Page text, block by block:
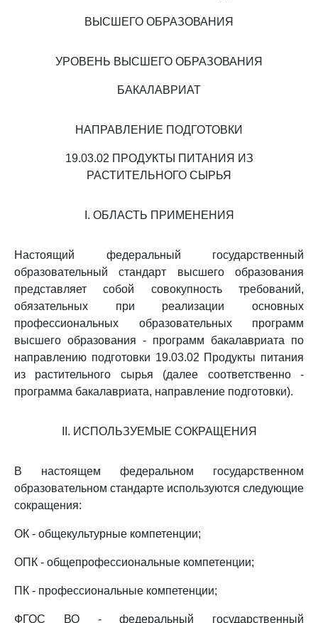
ВЫСШЕГО ОБРАЗОВАНИЯ
УРОВЕНЬ ВЫСШЕГО ОБРАЗОВАНИЯ
БАКАЛАВРИАТ
НАПРАВЛЕНИЕ ПОДГОТОВКИ
19.03.02 ПРОДУКТЫ ПИТАНИЯ ИЗ
РАСТИТЕЛЬНОГО СЫРЬЯ
I. ОБЛАСТЬ ПРИМЕНЕНИЯ
Настоящий федеральный государственный
образовательный стандарт высшего образования
представляет собой совокупность требований,
обязательных при реализации основных
профессиональных образовательных программ
высшего образования - программ бакалавриата по
направлению подготовки 19.03.02 Продукты питания
из растительного сырья (далее соответственно -
программа бакалавриата, направление подготовки).
II. ИСПОЛЬЗУЕМЫЕ СОКРАЩЕНИЯ
В настоящем федеральном государственном
образовательном стандарте используются следующие
сокращения:
ОК - общекультурные компетенции;
ОПК - общепрофессиональные компетенции;
ПК - профессиональные компетенции;
ФГОС ВО - федеральный государственный